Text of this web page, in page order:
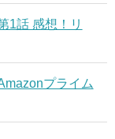
1話 感想！リ
プライム